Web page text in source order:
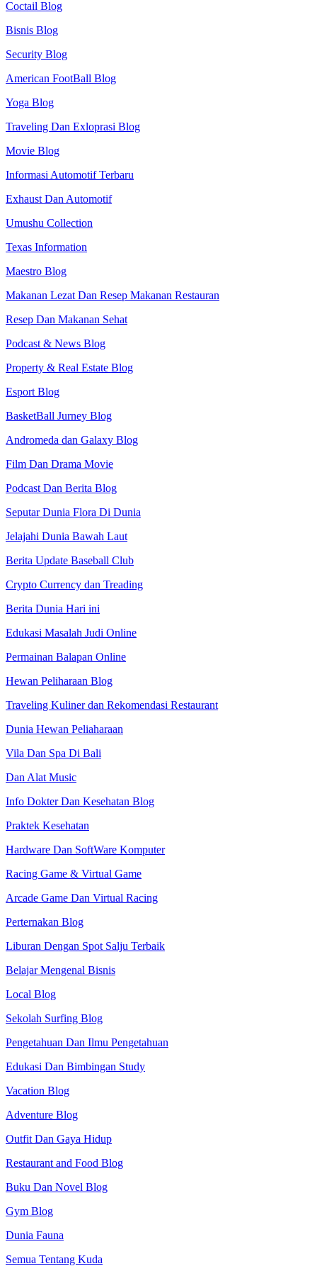
Coctail Blog
Bisnis Blog
Security Blog
American FootBall Blog
Yoga Blog
Traveling Dan Exloprasi Blog
Movie Blog
Informasi Automotif Terbaru
Exhaust Dan Automotif
Umushu Collection
Texas Information
Maestro Blog
Makanan Lezat Dan Resep Makanan Restauran
Resep Dan Makanan Sehat
Podcast & News Blog
Property & Real Estate Blog
Esport Blog
BasketBall Jurney Blog
Andromeda dan Galaxy Blog
Film Dan Drama Movie
Podcast Dan Berita Blog
Seputar Dunia Flora Di Dunia
Jelajahi Dunia Bawah Laut
Berita Update Baseball Club
Crypto Currency dan Treading
Berita Dunia Hari ini
Edukasi Masalah Judi Online
Permainan Balapan Online
Hewan Peliharaan Blog
Traveling Kuliner dan Rekomendasi Restaurant
Dunia Hewan Peliaharaan
Vila Dan Spa Di Bali
Dan Alat Music
Info Dokter Dan Kesehatan Blog
Praktek Kesehatan
Hardware Dan SoftWare Komputer
Racing Game & Virtual Game
Arcade Game Dan Virtual Racing
Perternakan Blog
Liburan Dengan Spot Salju Terbaik
Belajar Mengenal Bisnis
Local Blog
Sekolah Surfing Blog
Pengetahuan Dan Ilmu Pengetahuan
Edukasi Dan Bimbingan Study
Vacation Blog
Adventure Blog
Outfit Dan Gaya Hidup
Restaurant and Food Blog
Buku Dan Novel Blog
Gym Blog
Dunia Fauna
Semua Tentang Kuda